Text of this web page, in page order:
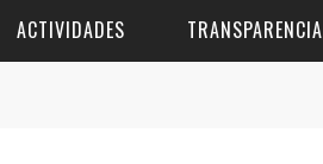
ACTIVIDADES TRANSPARENCIA